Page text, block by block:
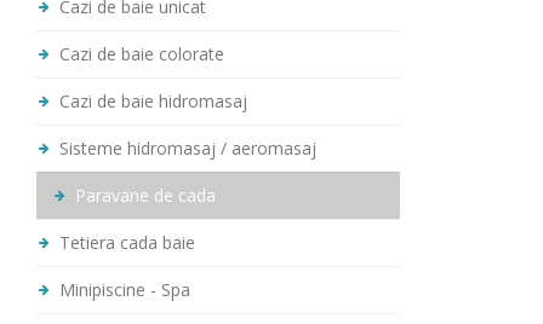
Cazi de baie unicat
Cazi de baie colorate
Cazi de baie hidromasaj
Sisteme hidromasaj / aeromasaj
Paravane de cada
Tetiera cada baie
Minipiscine - Spa